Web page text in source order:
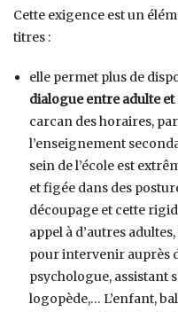
Cette exigence est un
titres :
elle permet plus de
dialogue entre adulte
carcan des horaires,
l’enseignement
sein de l’école est
et figée dans des
découpage et cette
appel à d’autres
pour intervenir auprès
psychologue, assistant
logopède,… L’enfant,